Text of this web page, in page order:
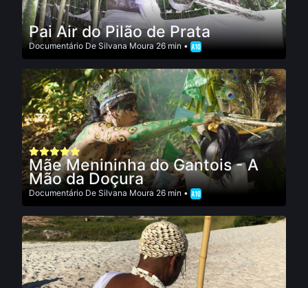
Pai Air do Pilão de Prata
Documentário DeSilvana Moura26 min •
Mãe Menininha do Gantois - A
Mão da Doçura
Documentário De Silvana Moura 26 min •